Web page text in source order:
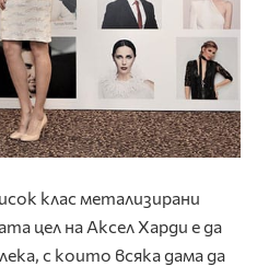
клас метализирани
цел на Аксел Харди е да
с които всяка дама да